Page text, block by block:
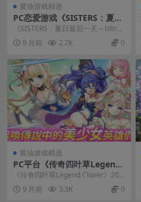
黄油游戏精选
PC恋爱游戏《SISTERS：夏日
最后一天～Ultra Edition》完
《SISTERS：夏日最后一天～Ultra
Edition》是PC平台上一款不可...
9 月前 2.7K 0
黄油游戏精选
PC平台《传奇四叶草Legend
Clover》2025年7月离线中文
版发布（14G全语音）
《传奇四叶草Legend Clover》202
5年7月最新离线中文版正式发布！
本...9 月前 3.3K 0